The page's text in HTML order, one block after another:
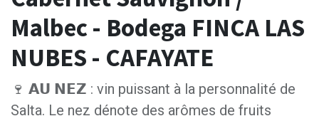
Malbec - Bodega FINCA LAS
NUBES - CAFAYATE
🍷 𝗔𝗨 𝗡𝗘𝗭 : vin puissant à la personnalité de
Salta. Le nez dénote des arômes de fruits